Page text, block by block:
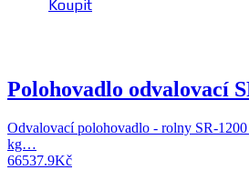
Koupit
Polohovadlo odvalovací
Odvalovací polohovadlo - rolny SR-
kg…
66537.9Kč